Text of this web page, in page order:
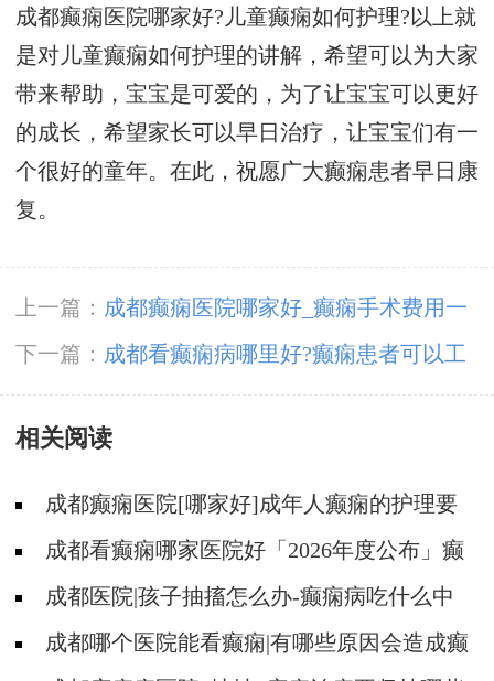
成都癫痫医院哪家好?儿童癫痫如何护理?以上就
是对儿童癫痫如何护理的讲解，希望可以为大家
带来帮助，宝宝是可爱的，为了让宝宝可以更好
的成长，希望家长可以早日治疗，让宝宝们有一
个很好的童年。在此，祝愿广大癫痫患者早日康
复。
上一篇： 成都癫痫医院哪家好_癫痫手术费用一
般多少?
下一篇： 成都看癫痫病哪里好?癫痫患者可以工
作吗?
相关阅读
成都癫痫医院[哪家好]成年人癫痫的护理要
做到哪些?
成都看癫痫哪家医院好「2026年度公布」癫
痫是遗传的吗?
成都医院|孩子抽搐怎么办-癫痫病吃什么中
药?成都哪个医院能看癫痫|有哪些原因会造成癫